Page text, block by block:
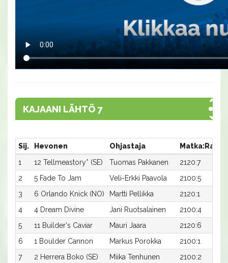
KAJAANI LÄHTÖ 7
Sij. Hevonen Ohjastaja Matka:Rata
1
12 Tellmeastory* (SE) Tuomas Pakkanen 2120:7
2
5 Fade To Jam Veli-Erkki Paavola 2100:5
3
6 Orlando Knick (NO) Martti Pellikka 2120:1
4
4 Dream Divine Jani Ruotsalainen 2100:4
5
11 Builder's Caviar Mauri Jaara 2120:6
6
1 Boulder Cannon Markus Porokka 2100:1
7
2 Herrera Boko (SE) Miika Tenhunen 2100:2